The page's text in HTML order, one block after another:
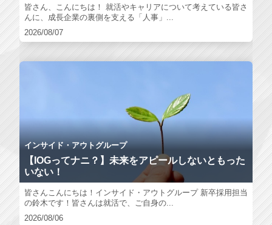
皆さん、こんにちは！ 就活やキャリアについて考えている皆さ
んに、成長企業の裏側を支える「人事」...
2026/08/07
インサイド・アウトグループ
【IOGってナニ？】未来をアピールしないともった
いない！
皆さんこんにちは！インサイド・アウトグループ 新卒採用担当
の鈴木です！皆さんは就活で、ご自身の...
2026/08/06